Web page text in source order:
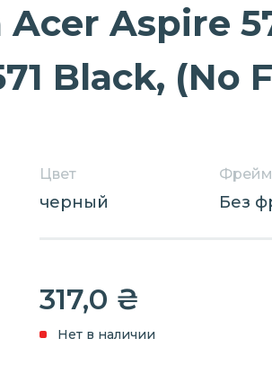
Aspire
Black, (No
Цвет
черный
Фрейм
Без
317,0 ₴
Нет в наличии